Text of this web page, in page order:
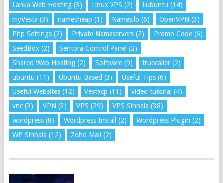
Lanka Web Hosting(3) Linux VPS (2) Lubuntu (14)
myVesta (3) namecheap (1) Namesilo (6) OpenVPN (3)
Php Settings(2) Private Nameservers(2) Promo Code(6)
SeedBox(2) Sentora Control Panel (2)
Shared Web Hosting(2) Software(9) truecaller(2)
ubuntu (11) Ubuntu Based (3) Useful Tips(6)
Useful Websites(12) Vestacp (11) video tutorial (4)
vnc(3) VPN (3) VPS (29) VPS Sinhala (38)
wordpress(8) Wordpress Install (2) Wordpress Plugin (2)
WP Sinhala (12) Zoho Mail (2)